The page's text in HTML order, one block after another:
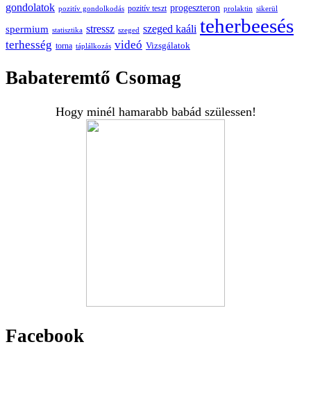
gondolatok pozitív gondolkodás pozitív teszt progeszteron prolaktin sikerül
spermium statisztika stressz szeged szeged kaáli teherbeesés
terhesség torna táplálkozás videó Vizsgálatok
Babateremtő Csomag
Hogy minél hamarabb babád szülessen!
Facebook